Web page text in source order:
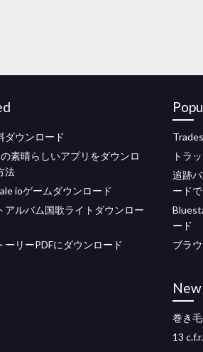
ダウンロード
素晴らしいアプリをダウンロ
法
ioゲームダウンロード
アルバム国歌ライトダウンロー
ーリーPDFにダウンロード
トラ
追跡
ード
ード
ブラ
New
巻き
13